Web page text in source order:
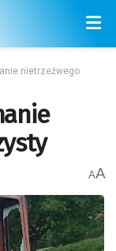
nietrzeźwego
AA